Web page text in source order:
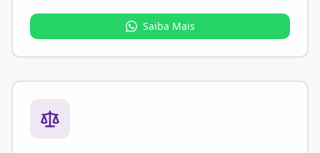
Saiba Mais